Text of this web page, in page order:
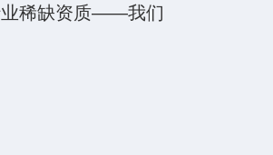
业稀缺资质——我们